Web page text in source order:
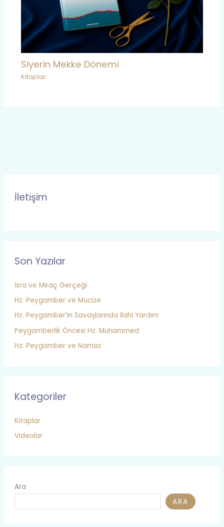
Siyerin Mekke Dönemi
Kitaplar
İletişim
Son Yazılar
İsra ve Miraç Gerçeği
Hz. Peygamber ve Mucize
Hz. Peygamber’in Savaşlarında İlahi Yardım
Peygamberlik Öncesi Hz. Muhammed
Hz. Peygamber ve Namaz
Kategoriler
Kitaplar
Videolar
Ara
ARA